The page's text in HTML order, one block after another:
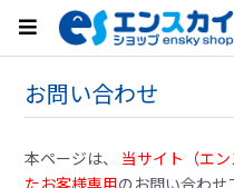
お問い合わせ
本ページは、 当サイト（エ